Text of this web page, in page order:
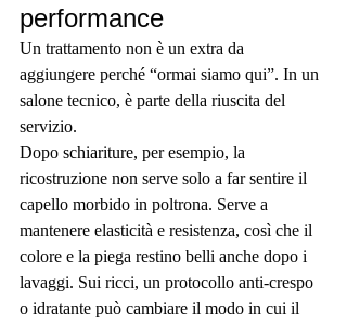
performance
Un trattamento non è un extra da
aggiungere perché “ormai siamo qui”. In un
salone tecnico, è parte della riuscita del
servizio.
Dopo schiariture, per esempio, la
ricostruzione non serve solo a far sentire il
capello morbido in poltrona. Serve a
mantenere elasticità e resistenza, così che il
colore e la piega restino belli anche dopo i
lavaggi. Sui ricci, un protocollo anti-crespo
o idratante può cambiare il modo in cui il